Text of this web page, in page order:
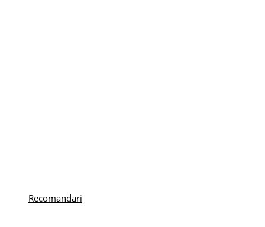
Recomandari